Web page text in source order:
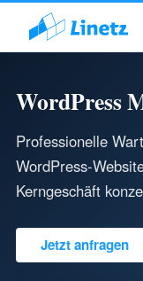
Fachartikel
WordPress
Professionelle
WordPress-
Kerngeschäft
Jetzt anfragen